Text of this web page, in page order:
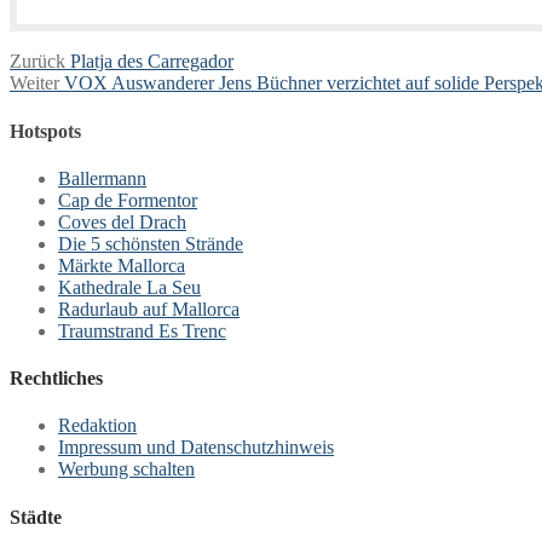
Beitragsnavigation
Zurück Vorheriger
Beitrag:
Platja des Carregador
Weiter Nächster
VOX Auswanderer Jens Büchner verzichtet auf solide
Hotspots
Ballermann
Cap de Formentor
Coves del Drach
Die 5 schönsten Strände
Märkte Mallorca
Kathedrale La Seu
Radurlaub auf Mallorca
Traumstrand Es Trenc
Rechtliches
Redaktion
Impressum und Datenschutzhinweis
Werbung schalten
Städte